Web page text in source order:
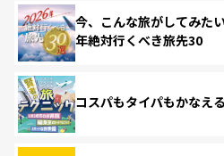
今、こんな旅がしてみた
年絶対行くべき旅先30
コスパもタイパもかなえ